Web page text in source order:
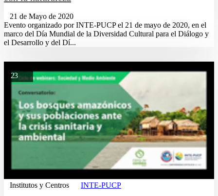
21 de Mayo de 2020
Evento organizado por INTE-PUCP el 21 de mayo de 2020, en el
marco del Día Mundial de la Diversidad Cultural para el Diálogo y
el Desarrollo y del Dí...
23
Institutos y Centros INTE-PUCP